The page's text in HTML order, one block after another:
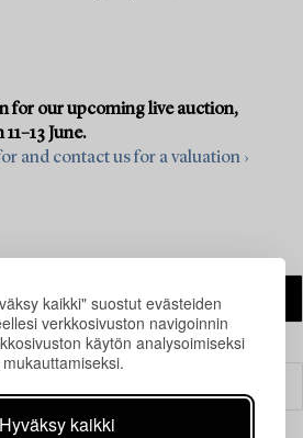
kaikki" suostut evästeiden
verkkosivuston navigoinnin
käytön analysoimiseksi
Hyväksy kaikki
for our upcoming live auction,
June.
and contact us for a valuation ›